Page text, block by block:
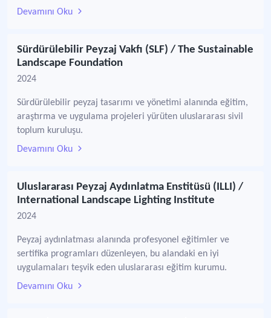
Devamını Oku
Sürdürülebilir Peyzaj Vakfı (SLF) / The Sustainable
Landscape Foundation
2024
Sürdürülebilir peyzaj tasarımı ve yönetimi alanında eğitim,
araştırma ve uygulama projeleri yürüten uluslararası sivil
toplum kuruluşu.
Devamını Oku
Uluslararası Peyzaj Aydınlatma Enstitüsü (ILLI) /
International Landscape Lighting Institute
2024
Peyzaj aydınlatması alanında profesyonel eğitimler ve
sertifika programları düzenleyen, bu alandaki en iyi
uygulamaları teşvik eden uluslararası eğitim kurumu.
Devamını Oku